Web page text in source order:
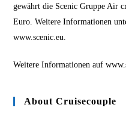
gewährt die Scenic Gruppe Air
Euro. Weitere Informationen
www.scenic.eu.
Weitere Informationen auf
About Cruisecouple